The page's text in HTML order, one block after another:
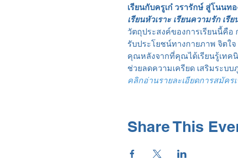
เรียนกับครูเก๋ วรารักษ์ สู่โนนทอ
เรียนหัวเราะ เรียนความรัก เ
วัตถุประสงค์ของการเรียนนี้คือ
รับประโยชน์ทางกายภาพ จิต
คุณหลังจากที่คุณได้เรียนรู้เทค
ช่วยลดความเครียด เสริมระบ
คลิกอ่านรายละเอียดการสมัคร
Share This